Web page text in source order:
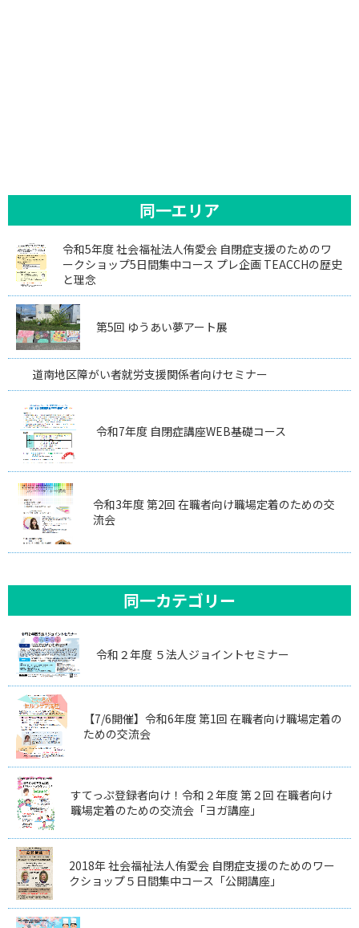
同一エリア
令和5年度 社会福祉法人侑愛会 自閉症支援のためのワ
ークショップ5日間集中コース プレ企画 TEACCHの歴史
と理念
第5回 ゆうあい夢アート展
道南地区障がい者就労支援関係者向けセミナー
令和7年度 自閉症講座WEB基礎コース
令和3年度 第2回 在職者向け職場定着のための交
流会
同一カテゴリー
令和２年度 ５法人ジョイントセミナー
【7/6開催】令和6年度 第1回 在職者向け職場定着の
ための交流会
すてっぷ登録者向け！令和２年度 第２回 在職者向け
職場定着のための交流会「ヨガ講座」
2018年 社会福祉法人侑愛会 自閉症支援のためのワー
クショップ５日間集中コース「公開講座」